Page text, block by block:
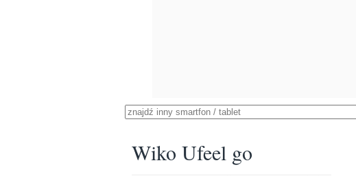
Wiko Ufeel go